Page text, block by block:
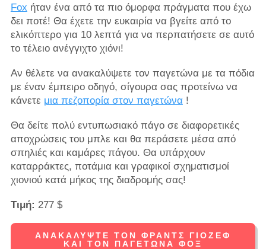
Fox ήταν ένα από τα πιο όμορφα πράγματα που έχω
δει ποτέ! Θα έχετε την ευκαιρία να βγείτε από το
ελικόπτερο για 10 λεπτά για να περπατήσετε σε αυτό
το τέλειο ανέγγιχτο χιόνι!
Αν θέλετε να ανακαλύψετε τον παγετώνα με τα πόδια
με έναν έμπειρο οδηγό, σίγουρα σας προτείνω να
κάνετε μια πεζοπορία στον παγετώνα!
Θα δείτε πολύ εντυπωσιακό πάγο σε διαφορετικές
αποχρώσεις του μπλε και θα περάσετε μέσα από
σπηλιές και καμάρες πάγου. Θα υπάρχουν
καταρράκτες, ποτάμια και γραφικοί σχηματισμοί
χιονιού κατά μήκος της διαδρομής σας!
Τιμή: 277 $
ΑΝΑΚΑΛΎΨΤΕ ΤΟΝ ΦΡΑΝΤΣ ΓΙΌΖΕΦ
ΚΑΙ ΤΟΝ ΠΑΓΕΤΏΝΑ ΦΟΞ